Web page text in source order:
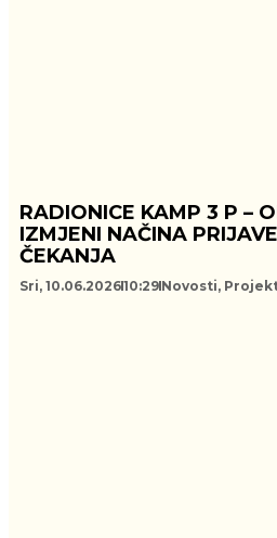
RADIONICE KAMP 3 P –
IZMJENI NAČINA
ČEKANJA
Sri, 10.06.202610:29 Novosti,